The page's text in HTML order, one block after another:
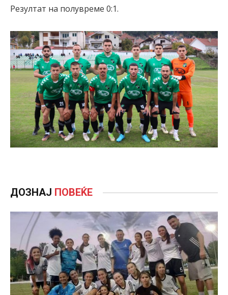
Резултат на полувреме 0:1.
ДОЗНАЈ ПОВЕЌЕ